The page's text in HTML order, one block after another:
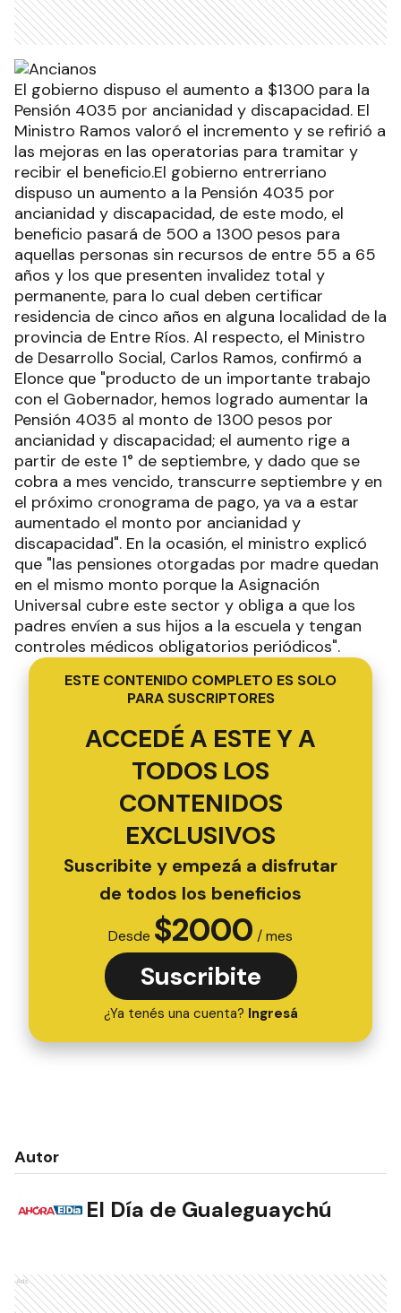
El gobierno dispuso el aumento a $1300 para la
Pensión 4035 por ancianidad y discapacidad. El
Ministro Ramos valoró el incremento y se refirió a
las mejoras en las operatorias para tramitar y
recibir el beneficio.El gobierno entrerriano
dispuso un aumento a la Pensión 4035 por
ancianidad y discapacidad, de este modo, el
beneficio pasará de 500 a 1300 pesos para
aquellas personas sin recursos de entre 55 a 65
años y los que presenten invalidez total y
permanente, para lo cual deben certificar
residencia de cinco años en alguna localidad de la
provincia de Entre Ríos. Al respecto, el Ministro
de Desarrollo Social, Carlos Ramos, confirmó a
Elonce que "producto de un importante trabajo
con el Gobernador, hemos logrado aumentar la
Pensión 4035 al monto de 1300 pesos por
ancianidad y discapacidad; el aumento rige a
partir de este 1° de septiembre, y dado que se
cobra a mes vencido, transcurre septiembre y en
el próximo cronograma de pago, ya va a estar
aumentado el monto por ancianidad y
discapacidad". En la ocasión, el ministro explicó
que "las pensiones otorgadas por madre quedan
en el mismo monto porque la Asignación
Universal cubre este sector y obliga a que los
padres envíen a sus hijos a la escuela y tengan
controles médicos obligatorios periódicos".
ESTE CONTENIDO COMPLETO ES SOLO
PARA SUSCRIPTORES
ACCEDÉ A ESTE Y A
TODOS LOS
CONTENIDOS
EXCLUSIVOS
Suscribite y empezá a disfrutar
de todos los beneficios
Desde $2000 / mes
Suscribite
¿Ya tenés una cuenta? Ingresá
Autor
El Día de Gualeguaychú
NOTAS RELACIONADAS